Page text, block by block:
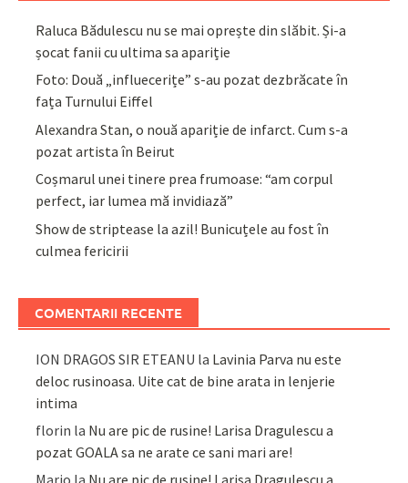
Raluca Bădulescu nu se mai oprește din slăbit. Și-a
șocat fanii cu ultima sa apariție
Foto: Două „influecerițe” s-au pozat dezbrăcate în
fața Turnului Eiffel
Alexandra Stan, o nouă apariție de infarct. Cum s-a
pozat artista în Beirut
Coșmarul unei tinere prea frumoase: “am corpul
perfect, iar lumea mă invidiază”
Show de striptease la azil! Bunicuțele au fost în
culmea fericirii
COMENTARII RECENTE
ION DRAGOS SIR ETEANU la Lavinia Parva nu este
deloc rusinoasa. Uite cat de bine arata in lenjerie
intima
florin la Nu are pic de rusine! Larisa Dragulescu a
pozat GOALA sa ne arate ce sani mari are!